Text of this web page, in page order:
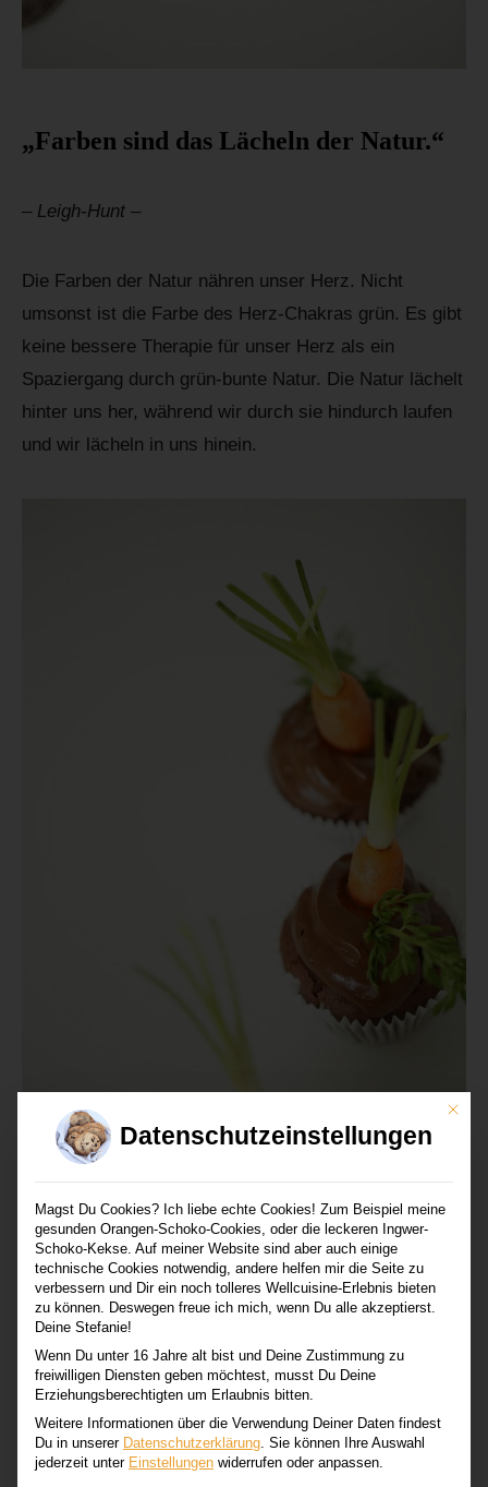
„Farben sind das Lächeln der Natur.“
– Leigh-Hunt –
Die Farben der Natur nähren unser Herz. Nicht
umsonst ist die Farbe des Herz-Chakras grün. Es gibt
keine bessere Therapie für unser Herz als ein
Spaziergang durch grün-bunte Natur. Die Natur lächelt
hinter uns her, während wir durch sie hindurch laufen
und wir lächeln in uns hinein.
Mein Rezept der Woche
Für Ostern überlege ich mir immer gerne eine
Gedanken über den Garten und die Natur gibt es
dieses Jahr einen Schokoladenmuffin, der so tut, als
wäre er ein Pflanzentopf. Schließlich besteht die
Schokocreme auch größtenteils aus grünen Pflanzen
Mit
Datenschutzeinstellungen
Magst Du Cookies? Ich liebe echte Cookies! Zum Beispiel meine
gesunden Orangen-Schoko-Cookies, oder die leckeren Ingwer-
Schoko-Kekse. Auf meiner Website sind aber auch einige
technische Cookies notwendig, andere helfen mir die Seite zu
verbessern und Dir ein noch tolleres Wellcuisine-Erlebnis bieten
zu können. Deswegen freue ich mich, wenn Du alle akzeptierst.
Deine Stefanie!
Wenn Du unter 16 Jahre alt bist und Deine Zustimmung zu
freiwilligen Diensten geben möchtest, musst Du Deine
Erziehungsberechtigten um Erlaubnis bitten.
Weitere Informationen über die Verwendung Deiner Daten findest
Du in unserer Datenschutzerklärung Sie können Ihre Auswahl
jederzeit unter Einstellungen widerrufen oder anpassen.